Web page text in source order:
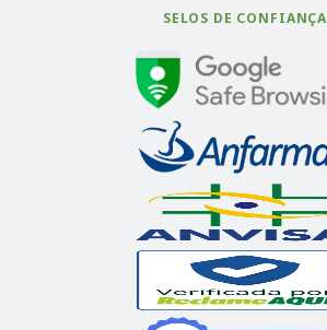
SELOS DE CONFIANÇA